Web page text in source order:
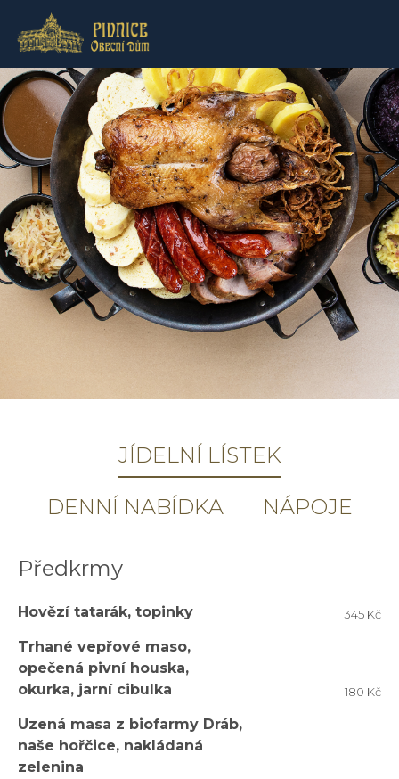
JÍDELNÍ LÍSTEK
DENNÍ NABÍDKA
NÁPOJE
Předkrmy
Hovězí tatarák, topinky 345 Kč
Trhané vepřové maso,
opečená pivní houska,
okurka, jarní cibulka
180 Kč
Uzená masa z biofarmy Dráb,
naše hořčice, nakládaná
zelenina